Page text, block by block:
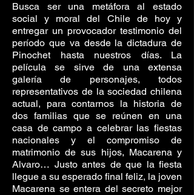
Busca ser una metáfora al estado
social y moral del Chile de hoy y
entregar un provocador testimonio del
período que va desde la dictadura de
Pinochet hasta nuestros días. La
película se sirve de una extensa
galería de personajes, todos
representativos de la sociedad chilena
actual, para contarnos la historia de
dos familias que se reúnen en una
casa de campo a celebrar las fiestas
nacionales y el compromiso de
matrimonio de sus hijos, Macarena y
Alvaro… Justo antes de que la fiesta
llegue a su esperado final feliz, la joven
Macarena se entera del secreto mejor